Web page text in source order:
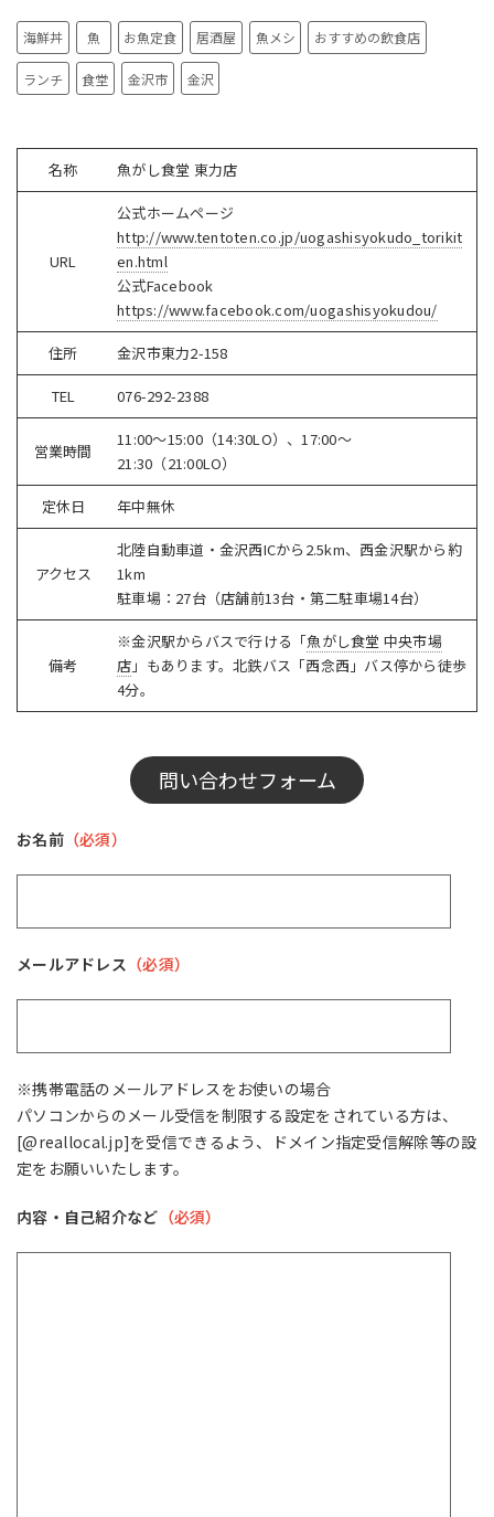
海鮮丼 魚 お魚定食 居酒屋 魚メシ おすすめの飲食店
ランチ 食堂 金沢市 金沢
名称 魚がし食堂 東力店
URL
公式ホームページ
http://www.tentoten.co.jp/uogashisyokudo_torikit
en.html
公式Facebook
https://www.facebook.com/uogashisyokudou/
住所 金沢市東力2-158
TEL 076-292-2388
営業時間
11:00～15:00（14:30LO）、17:00～
21:30（21:00LO）
定休日 年中無休
アクセス
北陸自動車道・金沢西ICから2.5km、西金沢駅から約
1km
駐車場：27台（店舗前13台・第二駐車場14台）
備考
※金沢駅からバスで行ける「魚がし食堂 中央市場
店 」もあります。北鉄バス「西念西」バス停から徒歩
4分。
問い合わせフォーム
お名前（必須）
メールアドレス （必須）
※携帯電話のメールアドレスをお使いの場合
パソコンからのメール受信を制限する設定をされている方は、
[@reallocal.jp]を受信できるよう、ドメイン指定受信解除等の設
定をお願いいたします。
内容・自己紹介など （必須）